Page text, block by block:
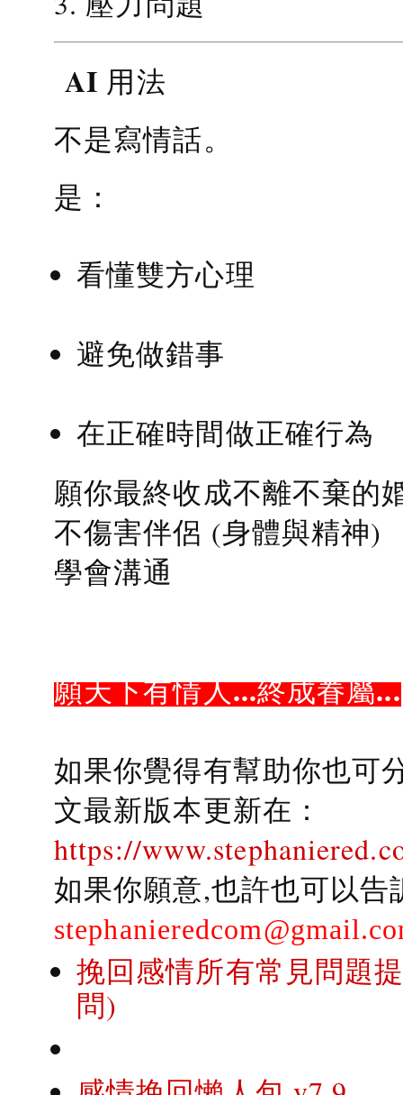
AI 用法
不是寫情話。
是：
看懂雙方心理
避免做錯事
在正確時間做正確行為
願你最終收成不離不棄的
不傷害伴侶 (身體與精神)
學會溝通
願天下有情人...終成眷屬...
如果你覺得有幫助你也可
文最新版本更新在：
https://
如果你願意,也許也可以
挽回感情所有常見問題
問)